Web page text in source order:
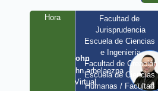
Hora
John
john.arbelaezpa
/ Virtual
Facultad de
Jurisprudencia
Escuela de Ciencias
e Ingeniería
Facultad de Creación
Escuela de Ciencias
Humanas / Facultad